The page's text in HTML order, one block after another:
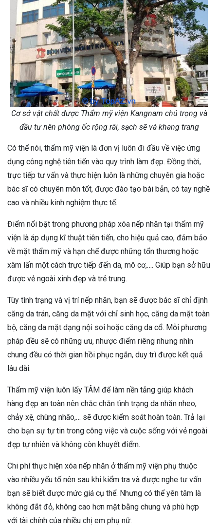
Cơ sở vật chất được Thẩm mỹ viện Kangnam chú trọng và
đầu tư nên phòng ốc rộng rãi, sạch sẽ và khang trang
Có thể nói, thẩm mỹ viện là đơn vị luôn đi đầu về việc ứng
dụng công nghệ tiên tiến vào quy trình làm đẹp. Đồng thời,
trực tiếp tư vấn và thực hiện luôn là những chuyên gia hoặc
bác sĩ có chuyên môn tốt, được đào tạo bài bản, có tay nghề
cao và nhiều kinh nghiệm thực tế.
Điểm nổi bật trong phương pháp xóa nếp nhăn tại thẩm mỹ
viện là áp dụng kĩ thuật tiên tiến, cho hiệu quả cao, đảm bảo
về mặt thẩm mỹ và hạn chế được những tổn thương hoặc
xâm lấn một cách trực tiếp đến da, mô cơ,…. Giúp bạn sở hữu
được vẻ ngoài xinh đẹp và trẻ trung.
Tùy tình trạng và vị trí nếp nhăn, bạn sẽ được bác sĩ chỉ định
căng da trán, căng da mặt với chỉ sinh học, căng da mặt toàn
bộ, căng da mặt dạng nội soi hoặc căng da cổ. Mỗi phương
pháp đều sẽ có những ưu, nhược điểm riêng nhưng nhìn
chung đều có thời gian hồi phục ngắn, duy trì được kết quả
lâu dài.
Thẩm mỹ viện luôn lấy TÂM để làm nền tảng giúp khách
hàng đẹp an toàn nên chắc chắn tình trạng da nhăn nheo,
chảy xệ, chùng nhão,… sẽ được kiểm soát hoàn toàn. Trả lại
cho bạn sự tự tin trong công việc và cuộc sống với vẻ ngoài
đẹp tự nhiên và không còn khuyết điểm.
Chi phí thực hiện xóa nếp nhăn ở thẩm mỹ viện phụ thuộc
vào nhiều yếu tố nên sau khi kiểm tra và được nghe tư vấn
bạn sẽ biết được mức giá cụ thể. Nhưng có thể yên tâm là
không đắt đỏ, không cao hơn mặt bằng chung và phù hợp
với tài chính của nhiều chị em phụ nữ.